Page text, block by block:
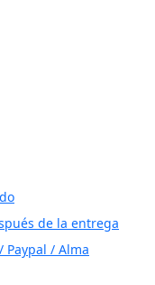
de la entrega
Paypal / Alma